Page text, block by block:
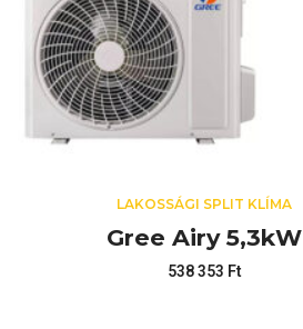
LAKOSSÁGI SPLIT KLÍMA
Gree Airy 5,3kW
538 353 Ft